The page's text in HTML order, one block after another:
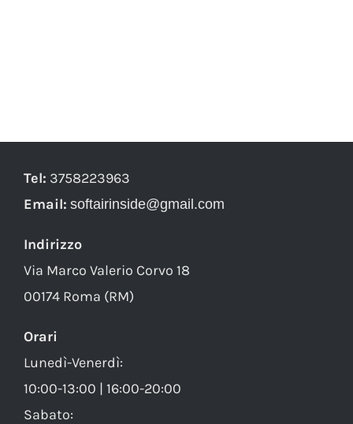
Tel: 3758223963
Email: softairinside@gmail.com
Indirizzo
Via Marco Valerio Corvo 18
00174 Roma (RM)
Orari
Lunedì-Venerdì:
10:00-13:00 | 16:00-20:00
Sabato: